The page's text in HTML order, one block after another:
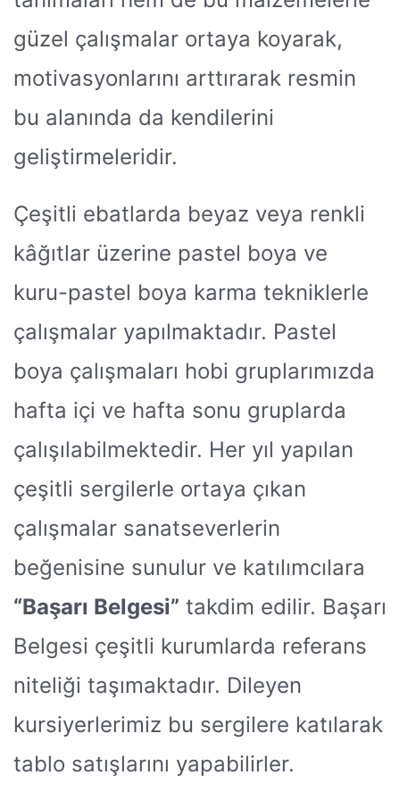
güzel çalışmalar ortaya koyarak,
motivasyonlarını arttırarak resmin
bu alanında da kendilerini
geliştirmeleridir.
Çeşitli ebatlarda beyaz veya renkli
kâğıtlar üzerine pastel boya ve
kuru-pastel boya karma tekniklerle
çalışmalar yapılmaktadır. Pastel
boya çalışmaları hobi gruplarımızda
hafta içi ve hafta sonu gruplarda
çalışılabilmektedir. Her yıl yapılan
çeşitli sergilerle ortaya çıkan
çalışmalar sanatseverlerin
beğenisine sunulur ve katılımcılara
“Başarı Belgesi” takdim edilir. Başarı
Belgesi çeşitli kurumlarda referans
niteliği taşımaktadır. Dileyen
kursiyerlerimiz bu sergilere katılarak
tablo satışlarını yapabilirler.